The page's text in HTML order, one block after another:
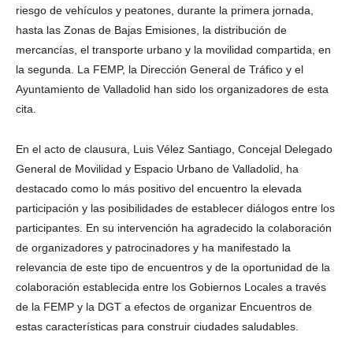
riesgo de vehículos y peatones, durante la primera jornada,
hasta las Zonas de Bajas Emisiones, la distribución de
mercancías, el transporte urbano y la movilidad compartida, en
la segunda. La FEMP, la Dirección General de Tráfico y el
Ayuntamiento de Valladolid han sido los organizadores de esta
cita.
En el acto de clausura, Luis Vélez Santiago, Concejal Delegado
General de Movilidad y Espacio Urbano de Valladolid, ha
destacado como lo más positivo del encuentro la elevada
participación y las posibilidades de establecer diálogos entre los
participantes. En su intervención ha agradecido la colaboración
de organizadores y patrocinadores y ha manifestado la
relevancia de este tipo de encuentros y de la oportunidad de la
colaboración establecida entre los Gobiernos Locales a través
de la FEMP y la DGT a efectos de organizar Encuentros de
estas características para construir ciudades saludables.